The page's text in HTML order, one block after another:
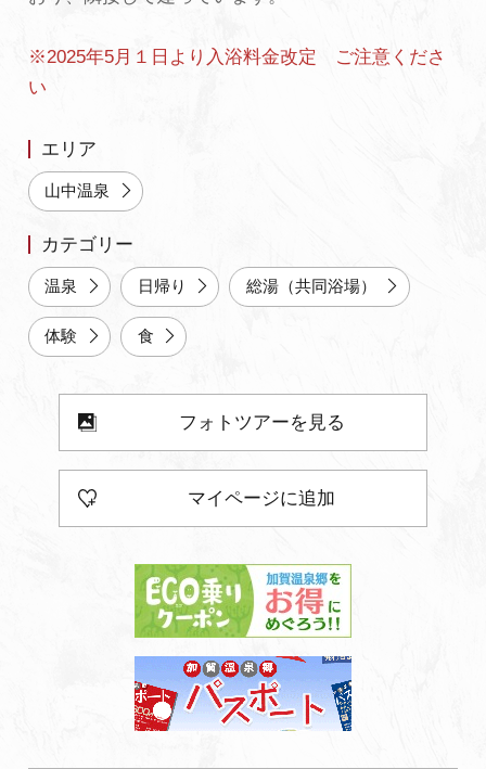
写真ダウンロード
プライバシーポリシー
※2025年5月１日より入浴料金改定 ご注意くださ
い
エリア
山中温泉
カテゴリー
温泉 日帰り 総湯（共同浴場）
体験 食
フォトツアーを見る
マイページに追加